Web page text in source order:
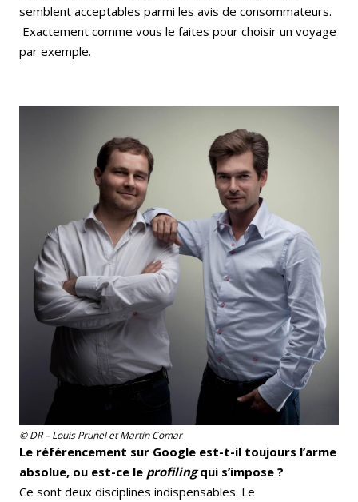
semblent acceptables parmi les avis de consommateurs.
Exactement comme vous le faites pour choisir un voyage
par exemple.
© DR – Louis Prunel et Martin Comar
Le référencement sur Google est-t-il toujours l’arme
absolue, ou est-ce le profilingqui s’impose ?
Ce sont deux disciplines indispensables. Le